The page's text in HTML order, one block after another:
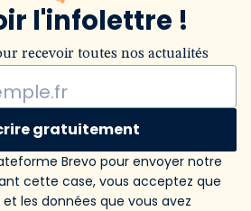
l'infolettre !
recevoir toutes nos actualités
gratuitement
Brevo pour envoyer notre
cette case, vous acceptez que
les données que vous avez